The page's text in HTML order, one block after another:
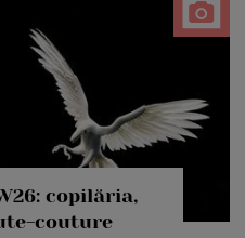
copilăria,
couture